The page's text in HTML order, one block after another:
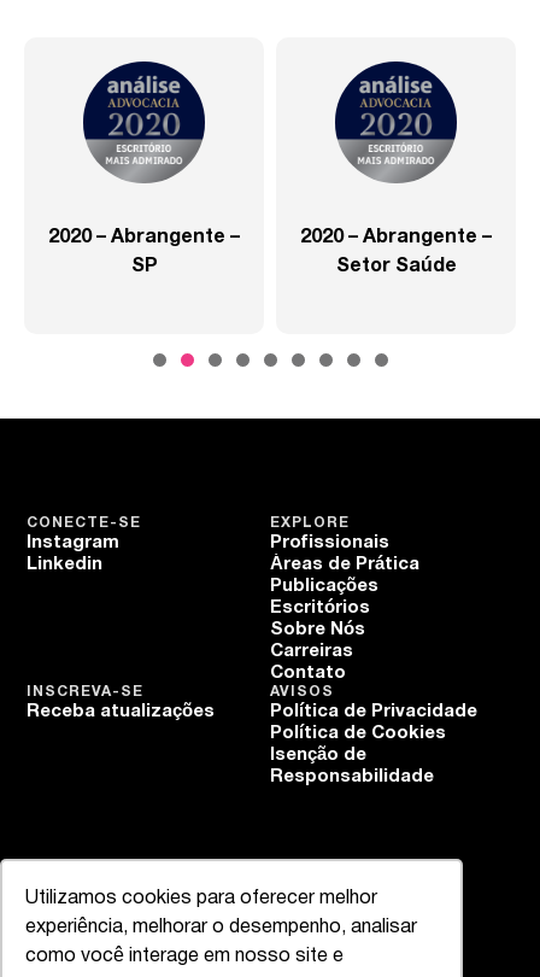
Utilizamos cookies para oferecer melhor
experiência, melhorar o desempenho, analisar
como você interage em nosso site e
2020 – Abrangente –
SP
2020 – Abrangente –
Setor Saúde
EXPLORE
Profissionais
Áreas de Prática
Publicações
Escritórios
Sobre Nós
Carreiras
Contato
CONECTE-SE
Instagram
Linkedin
AVISOS
Política de Privacidade
Política de Cookies
Isenção de
Responsabilidade
INSCREVA-SE
Receba atualizações